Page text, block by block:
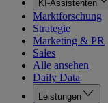
KI-Assistenten
Marktforschung
Strategie
Marketing & PR
Sales
Alle ansehen
Daily Data
Leistungen